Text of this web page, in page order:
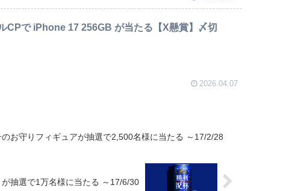
CPで iPhone 17 256GB が当たる【X懸賞】〆切
2026.04.07
お守りフィギュアが抽選で2,500名様に当たる ～17/2/28
抽選で1万名様に当たる ～17/6/30